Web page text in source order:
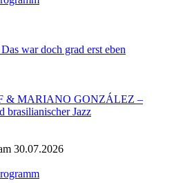
war doch grad erst eben
& MARIANO GONZÁLEZ –
brasilianischer Jazz
30.07.2026